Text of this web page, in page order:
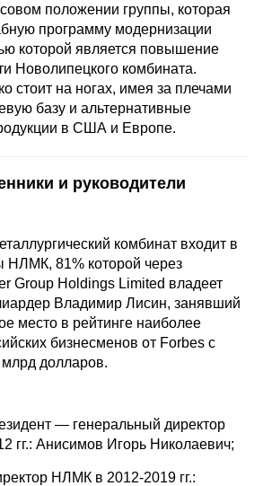
положении группы, которая
программу модернизации
которой является повышение
Новолипецкого комбината.
стоит на ногах, имея за плечами
базу и альтернативные
в США и Европе.
и руководители
комбинат входит в
НЛМК, 81% которой через
Group Holdings Limited владеет
Владимир Лисин, занявший
место в рейтинге наиболее
бизнесменов от Forbes с
долларов.
— генеральный директор
гг.: Анисимов Игорь Николаевич;
НЛМК в 2012-2019 гг.: